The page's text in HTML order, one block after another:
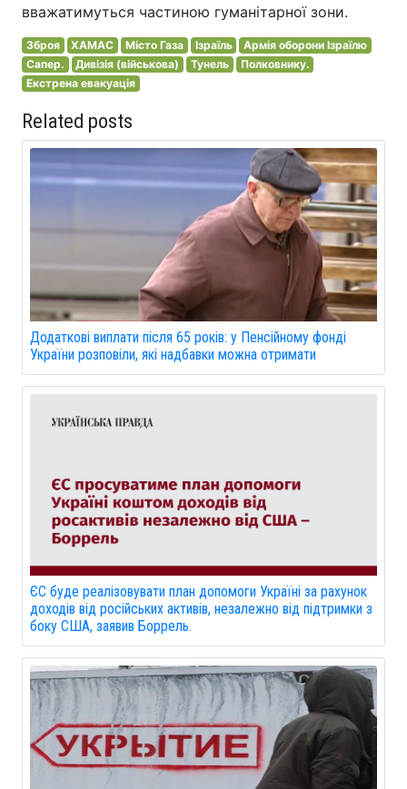
вважатимуться частиною гуманітарної зони.
Зброя ХАМАС Місто Газа Ізраїль
Армія оборони Ізраїлю
Сапер.
Дивізія (військова) Тунель
Полковнику.
Екстрена евакуація
Related posts
Додаткові виплати після 65 років: у Пенсійному фонді
України розповіли, які надбавки можна отримати
ЄС буде реалізовувати план допомоги Україні за рахунок
доходів від російських активів, незалежно від підтримки з
боку США, заявив Боррель.